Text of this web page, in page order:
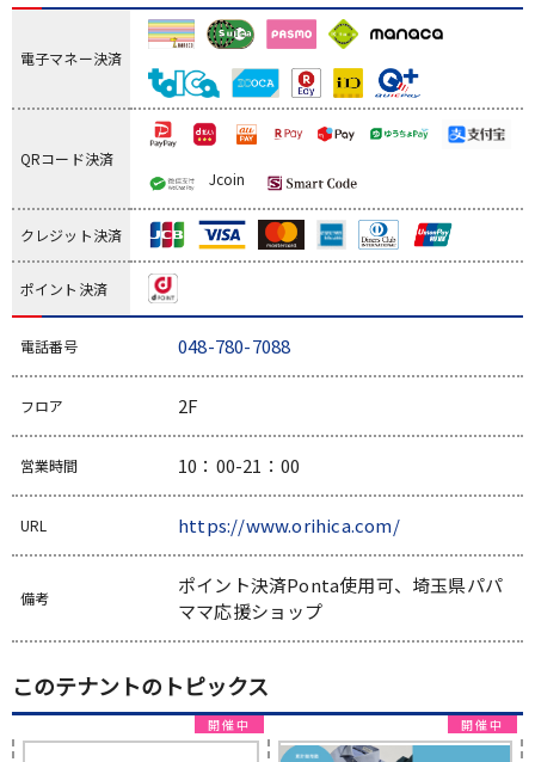
電子マネー決済
QRコード決済
Jcoin
クレジット決済
ポイント決済
電話番号 048-780-7088
フロア 2F
営業時間 10：00-21：00
URL https://www.orihica.com/
備考
ポイント決済Ponta使用可、埼玉県パパ
ママ応援ショップ
このテナントのトピックス